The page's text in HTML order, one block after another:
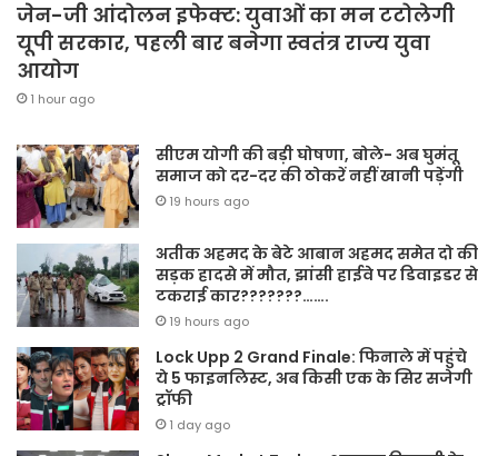
जेन-जी आंदोलन इफेक्ट: युवाओं का मन टटोलेगी
यूपी सरकार, पहली बार बनेगा स्वतंत्र राज्य युवा
आयोग
1 hour ago
सीएम योगी की बड़ी घोषणा, बोले- अब घुमंतू
समाज को दर-दर की ठोकरें नहीं खानी पड़ेंगी
19 hours ago
अतीक अहमद के बेटे आबान अहमद समेत दो की
सड़क हादसे में मौत, झांसी हाईवे पर डिवाइडर से
टकराई कार???????…….
19 hours ago
Lock Upp 2 Grand Finale: फिनाले में पहुंचे
ये 5 फाइनलिस्ट, अब किसी एक के सिर सजेगी
ट्रॉफी
1 day ago